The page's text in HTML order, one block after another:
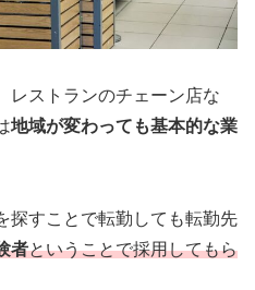
レストランのチェーン店な
地域が変わっても基本的な業
探すことで転勤しても転勤先
者ということで採用してもら